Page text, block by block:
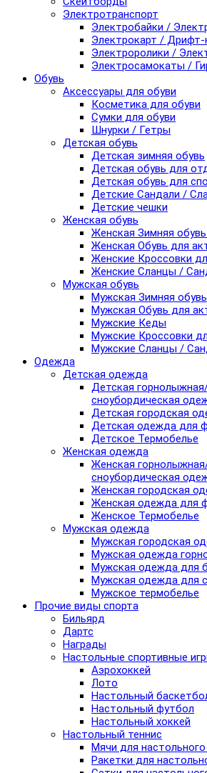
Электротранспорт
Электробайки /
Электрокарт / Дрифт-
Электроролики /
Электросамокаты /
Обувь
Аксессуары для обуви
Косметика для обуви
Сумки для обуви
Шнурки / Гетры
Детская обувь
Детская зимняя обувь
Детская обувь для
Детская обувь для
Детские Сандали /
Детские чешки
Женская обувь
Женская Зимняя
Женская Обувь для
Женские Кроссовки
Женские Сланцы /
Мужская обувь
Мужская Зимняя
Мужская Обувь для
Мужские Кеды
Мужские Кроссовки
Мужские Сланцы /
Одежда
Детская одежда
Детская
сноубордическая
Детская городская
Детская одежда для
Детское Термобелье
Женская одежда
Женская
сноубордическая
Женская городская
Женская одежда для
Женское Термобелье
Мужская одежда
Мужская городская
Мужская одежда
Мужская одежда для
Мужская одежда для
Мужское термобелье
Прочие виды спорта
Бильярд
Дартс
Награды
Настольные спортивные
Аэрохоккей
Лото
Настольный
Настольный футбол
Настольный хоккей
Настольный теннис
Мячи для настольного
Ракетки для